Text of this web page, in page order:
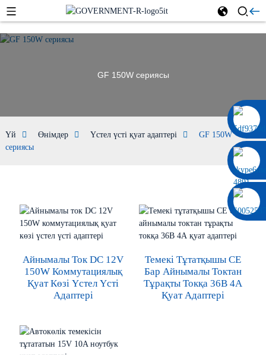
0086 13322920697
GF 150W сериясы
Үй Өнімдер Үстел үсті қуат адаптері
GF 150W
сериясы
Айнымалы Ток DC 12V
150W Коммутациялық
Қуат Көзі Үстел Үсті
Адаптері
Темекі Тұтатқышы CE
Бар Айнымалы Токтан
Тұрақты Токқа 36В 4А
Қуат Адаптері